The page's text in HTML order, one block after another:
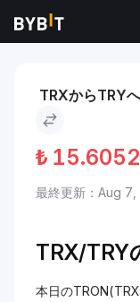
市場 TRON 価格 TRX
TRXからTRY
₺
最終更新：Aug
TRX/TRY
本日の